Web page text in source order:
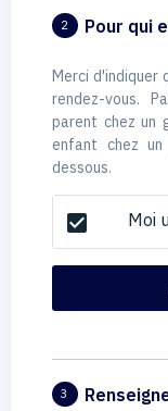
2 Pour qui
Merci d'indiquer
rendez-vous.
parent chez un
enfant chez
dessous.
check_box Moi
3